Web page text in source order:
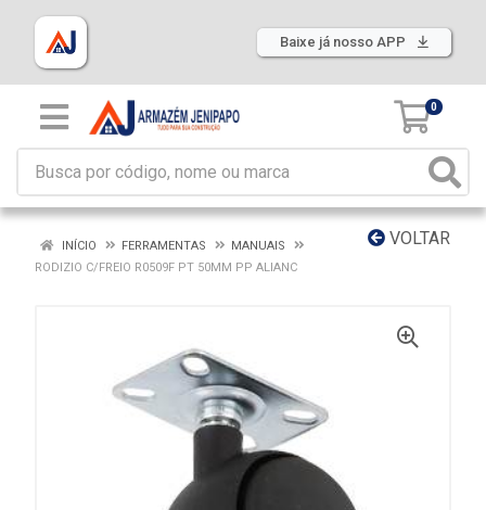
Baixe já nosso APP
0
VOLTAR
INÍCIO FERRAMENTAS
MANUAIS
RODIZIO C/FREIO R0509F PT 50MM PP ALIANC